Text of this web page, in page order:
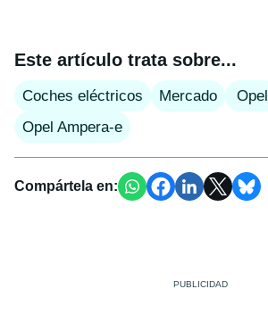
Este artículo trata sobre...
Coches eléctricos Mercado
Opel
Opel Ampera-e
Compártela en: